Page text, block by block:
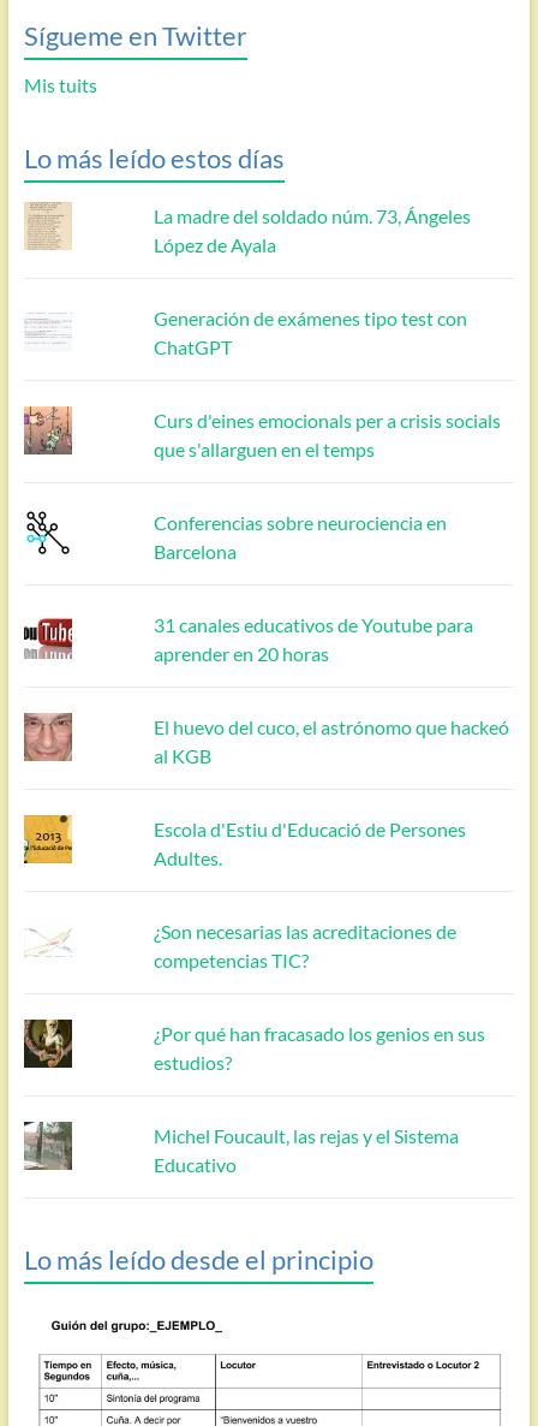
Sígueme en Twitter
Mis tuits
Lo más leído estos días
La madre del soldado núm. 73, Ángeles
López de Ayala
Generación de exámenes tipo test con
ChatGPT
Curs d'eines emocionals per a crisis socials
que s'allarguen en el temps
Conferencias sobre neurociencia en
Barcelona
31 canales educativos de Youtube para
aprender en 20 horas
El huevo del cuco, el astrónomo que hackeó
al KGB
Escola d'Estiu d'Educació de Persones
Adultes.
¿Son necesarias las acreditaciones de
competencias TIC?
¿Por qué han fracasado los genios en sus
estudios?
Michel Foucault, las rejas y el Sistema
Educativo
Lo más leído desde el principio